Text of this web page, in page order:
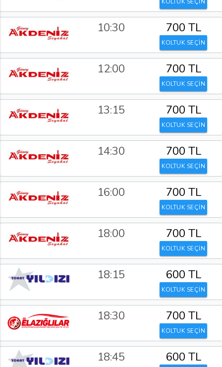
10:30 700 TL
KOLTUK SEÇİN
12:00 700 TL
KOLTUK SEÇİN
13:15 700 TL
KOLTUK SEÇİN
14:30 700 TL
KOLTUK SEÇİN
16:00 700 TL
KOLTUK SEÇİN
18:00 700 TL
KOLTUK SEÇİN
18:15 600 TL
KOLTUK SEÇİN
18:30 700 TL
KOLTUK SEÇİN
18:45 600 TL